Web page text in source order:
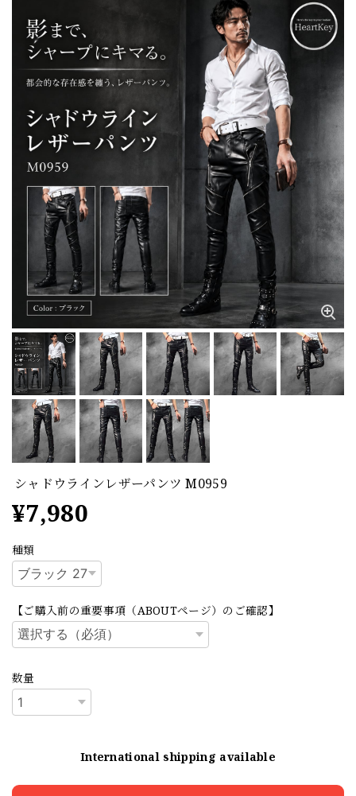
シャドウラインレザーパンツ M0959
¥7,980
種類
【ご購入前の重要事項（ABOUTページ）のご確認】
数量
International shipping available